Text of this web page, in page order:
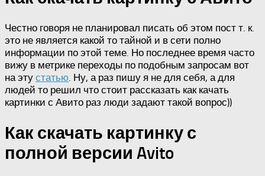
Честно говоря не планировал писать об этом пост т. к.
это не является какой то тайной и в сети полно
информации по этой теме. Но последнее время часто
вижу в метрике переходы по подобным запросам вот
на эту статью . Ну, а раз пишу я не для себя, а для
людей то решил что стоит рассказать как качать
картинки с Авито раз люди задают такой вопрос))
Как скачать картинку с
полной версии Avito